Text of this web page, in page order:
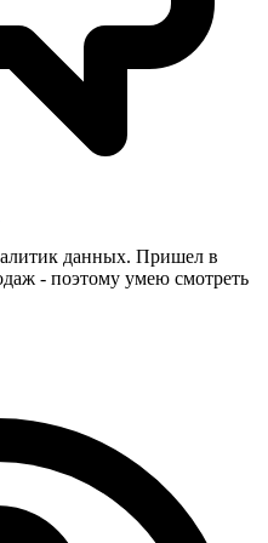
данных. Пришел в
- поэтому умею смотреть